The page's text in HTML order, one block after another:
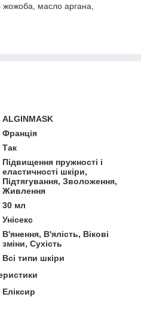
жожоба, масло аргана,
ALGINMASK
Франція
Так
Підвищення пружності і
еластичності шкіри,
Підтягування, Зволоження,
Живлення
30 мл
Унісекс
В'янення, В'ялість, Вікові
зміни, Сухість
Всі типи шкіри
Еліксир